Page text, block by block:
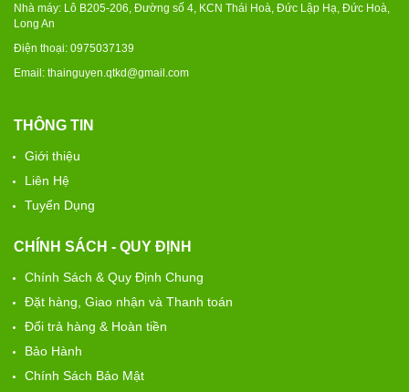
Nhà máy: Lô B205-206, Đường số 4, KCN Thái Hoà, Đức Lập Hạ, Đức Hoà,
Long An
Điện thoại: 0975037139
Email: thainguyen.qtkd@gmail.com
THÔNG TIN
Giới thiệu
Liên Hệ
Tuyển Dụng
CHÍNH SÁCH - QUY ĐỊNH
Chính Sách & Quy Định Chung
Đặt hàng, Giao nhận và Thanh toán
Đổi trả hàng & Hoàn tiền
Bảo Hành
Chính Sách Bảo Mật